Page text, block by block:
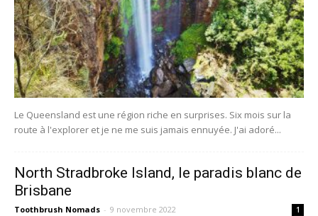
Le Queensland est une région riche en surprises. Six mois sur la
route à l'explorer et je ne me suis jamais ennuyée. J'ai adoré...
North Stradbroke Island, le paradis blanc de
Brisbane
Toothbrush Nomads - 9 novembre 2022 1